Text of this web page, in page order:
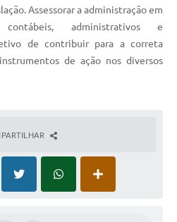
Assessorar a administração em
contábeis, administrativos e
de contribuir para a correta
de ação nos diversos